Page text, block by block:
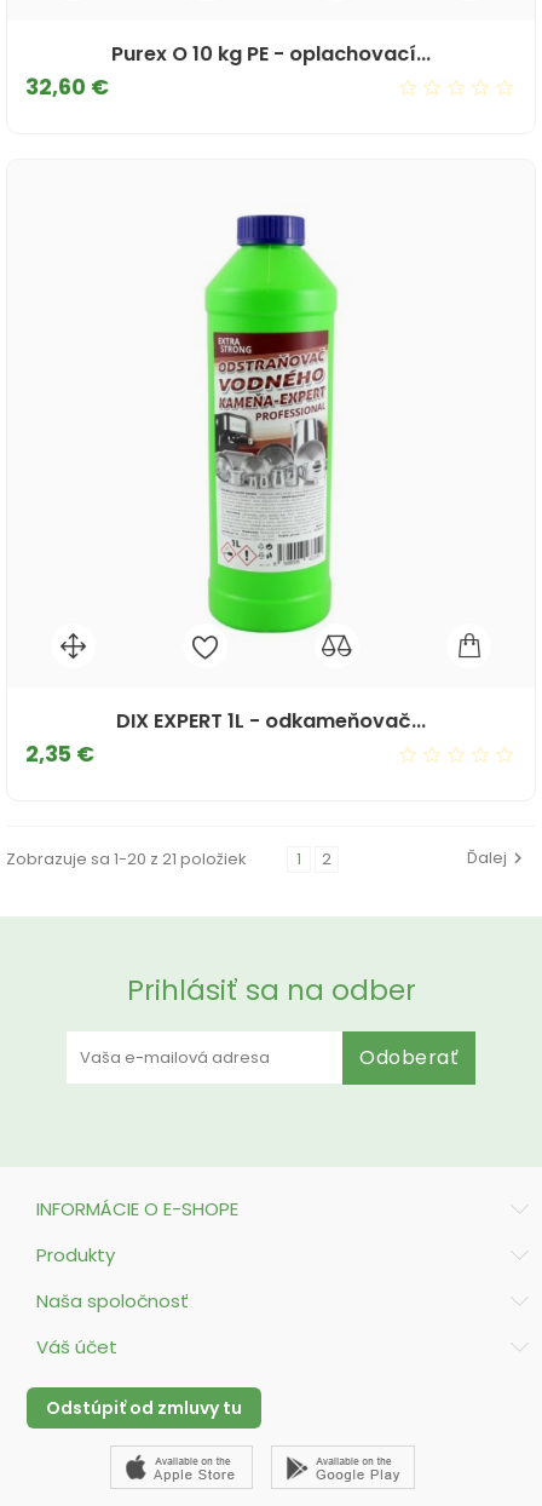
Purex O 10 kg PE - oplachovací...
32,60 €Cena
DIX EXPERT 1L - odkameňovač...
2,35 €Cena
Zobrazuje sa 1-20 z 21 položiek 1 2 Ďalej 
Prihlásiť sa na odber
Odoberať
INFORMÁCIE O E-SHOPE
Produkty
Naša spoločnosť
Váš účet
Odstúpiť od zmluvy tu